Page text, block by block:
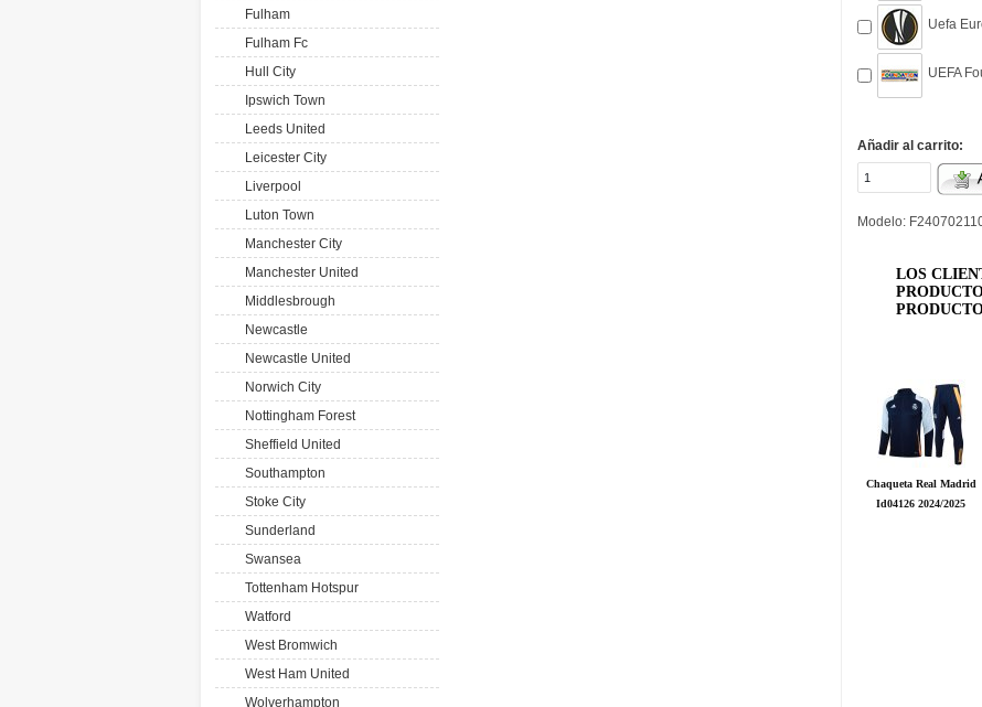
Fulham
Fulham Fc
Hull City
Ipswich Town
Leeds United
Leicester City
Liverpool
Luton Town
Manchester City
Manchester United
Middlesbrough
Newcastle
Newcastle United
Norwich City
Nottingham Forest
Sheffield United
Southampton
Stoke City
Sunderland
Swansea
Tottenham Hotspur
Watford
West Bromwich
West Ham United
Wolverhampton
Uefa
UEFA
Añadir al carrito:
Modelo:
LOS
Chaqueta Real Madrid
Id04126 2024/2025